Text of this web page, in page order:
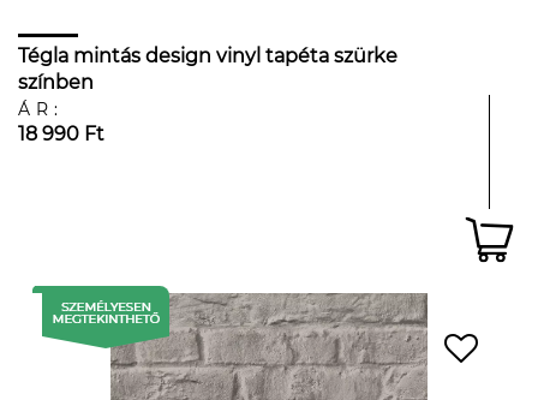
Tégla mintás design vinyl tapéta szürke
színben
ÁR:
18 990 Ft